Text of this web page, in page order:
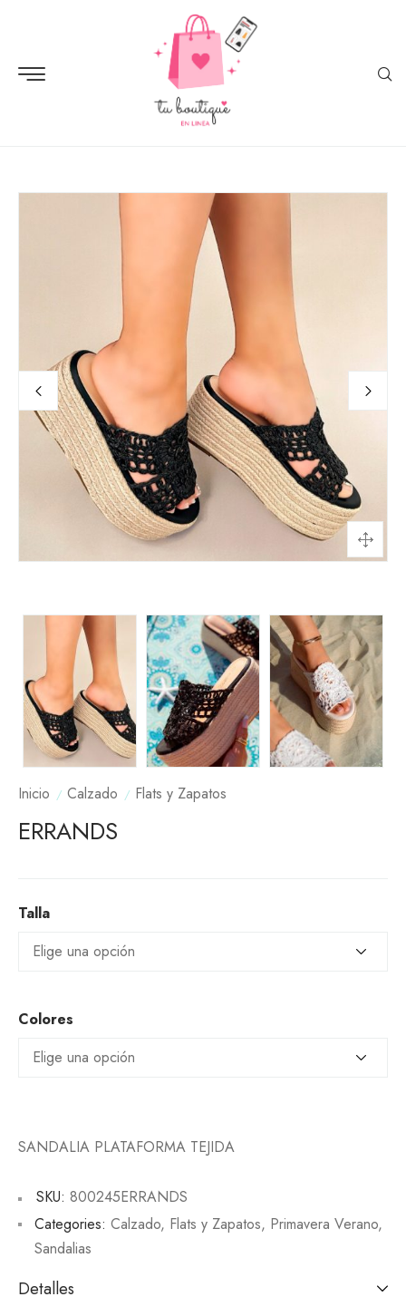
Inicio Calzado Flats y Zapatos
ERRANDS
Talla
Colores
SANDALIA PLATAFORMA TEJIDA
SKU: 800245ERRANDS
Categories: Calzado, Flats y Zapatos, Primavera Verano,
Sandalias
Detalles